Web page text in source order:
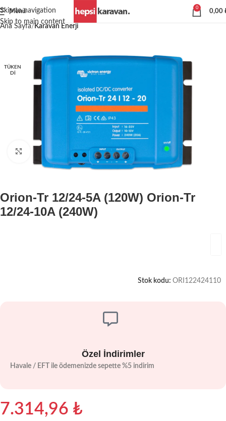
Skip to navigation
Skip to main content
Menü
0
0,00
Ana Sayfa Karavan Enerji
TÜKEN
DI
Büyütmek için tıklayın
Orion-Tr 12/24-5A (120W) Orion-Tr
12/24-10A (240W)
Stok kodu: ORI122424110
Özel İndirimler
Havale / EFT ile ödemenizde sepette %5 indirim
7.314,96 ₺